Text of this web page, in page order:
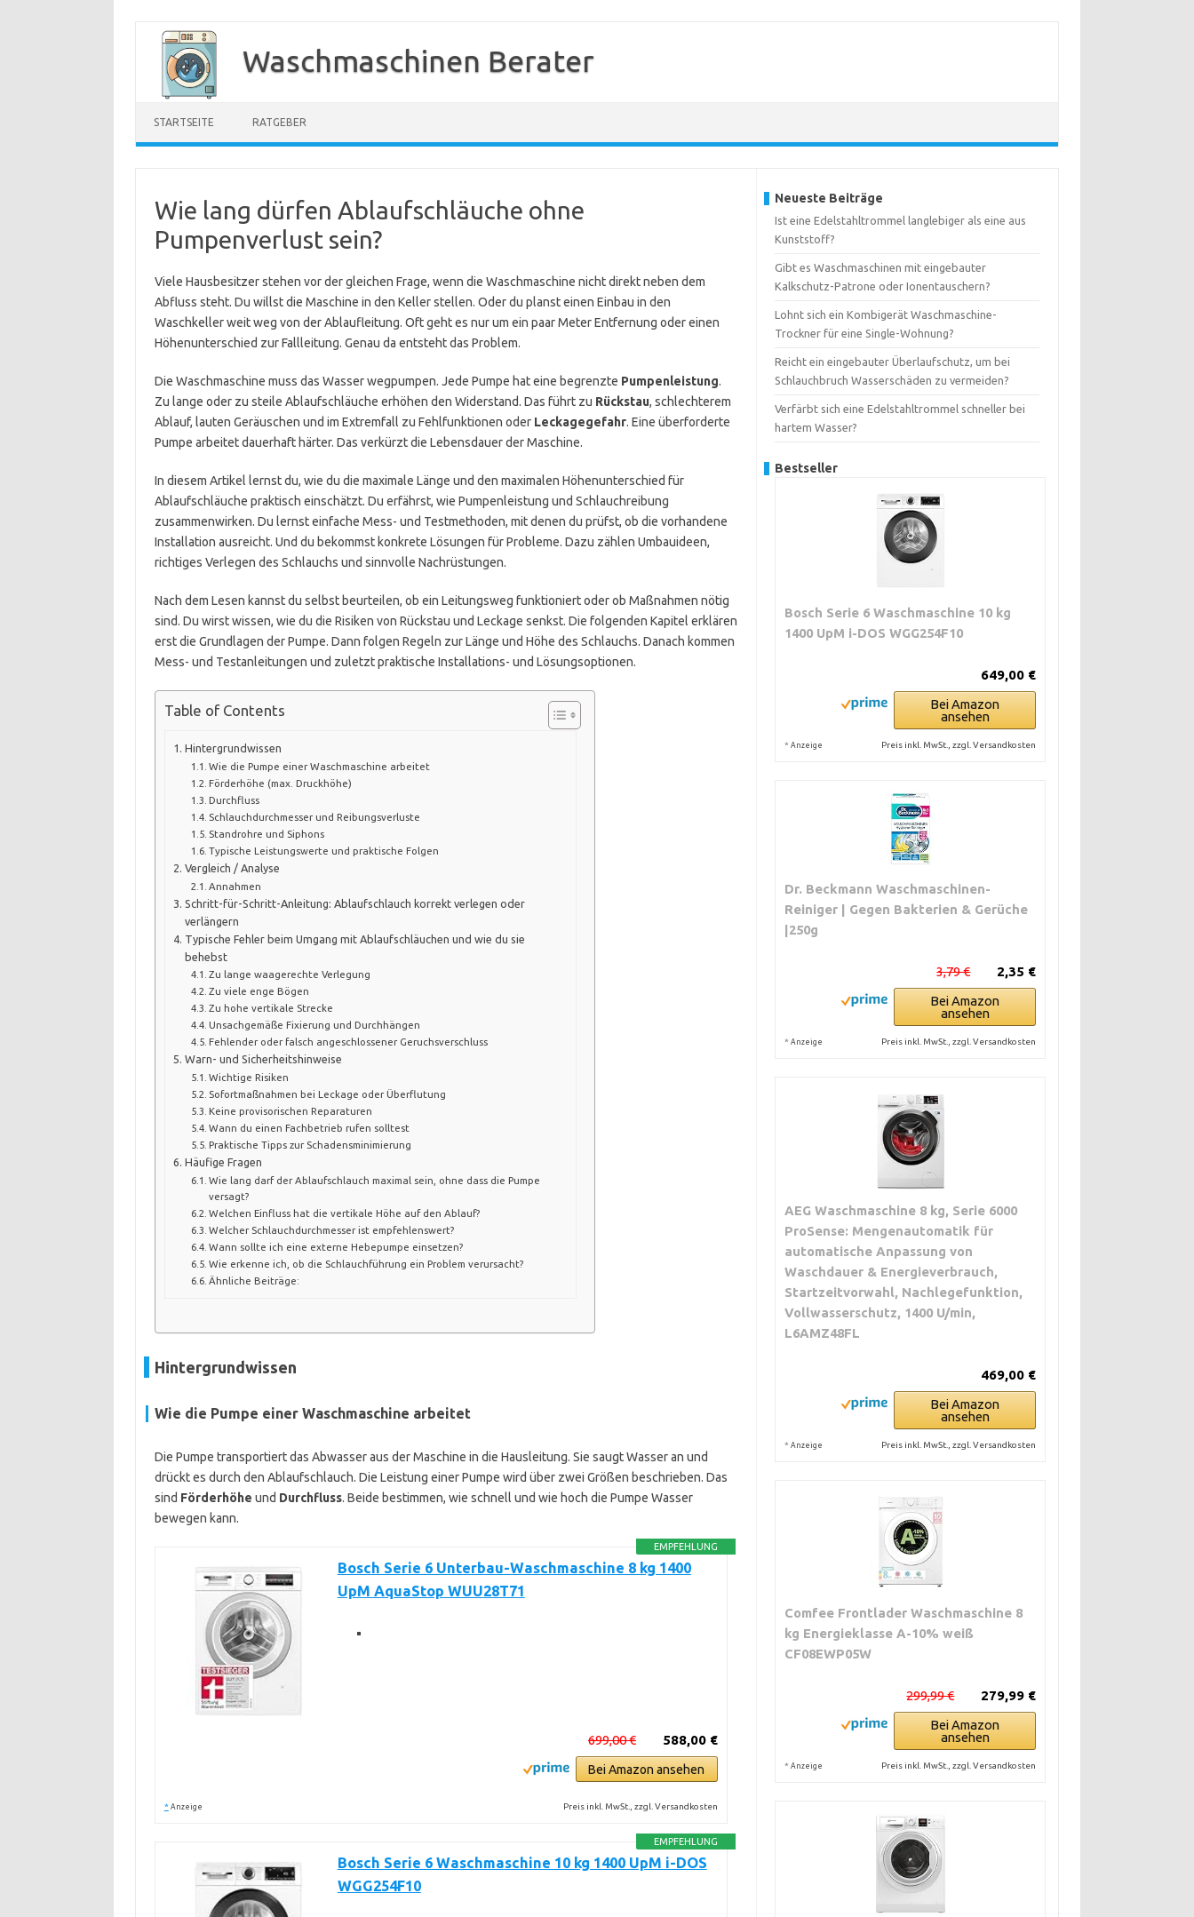
Inhalt
springen
Waschmaschinen Berater
STARTSEITE RATGEBER
Wie lang dürfen Ablaufschläuche ohne
Pumpenverlust sein?
Viele Hausbesitzer stehen vor der gleichen Frage, wenn die Waschmaschine nicht direkt neben dem
Abfluss steht. Du willst die Maschine in den Keller stellen. Oder du planst einen Einbau in den
Waschkeller weit weg von der Ablaufleitung. Oft geht es nur um ein paar Meter Entfernung oder einen
Höhenunterschied zur Fallleitung. Genau da entsteht das Problem.
Die Waschmaschine muss das Wasser wegpumpen. Jede Pumpe hat eine begrenzte Pumpenleistung.
Zu lange oder zu steile Ablaufschläuche erhöhen den Widerstand. Das führt zu Rückstau, schlechterem
Ablauf, lauten Geräuschen und im Extremfall zu Fehlfunktionen oder Leckagegefahr. Eine überforderte
Pumpe arbeitet dauerhaft härter. Das verkürzt die Lebensdauer der Maschine.
In diesem Artikel lernst du, wie du die maximale Länge und den maximalen Höhenunterschied für
Ablaufschläuche praktisch einschätzt. Du erfährst, wie Pumpenleistung und Schlauchreibung
zusammenwirken. Du lernst einfache Mess- und Testmethoden, mit denen du prüfst, ob die vorhandene
Installation ausreicht. Und du bekommst konkrete Lösungen für Probleme. Dazu zählen Umbauideen,
richtiges Verlegen des Schlauchs und sinnvolle Nachrüstungen.
Nach dem Lesen kannst du selbst beurteilen, ob ein Leitungsweg funktioniert oder ob Maßnahmen nötig
sind. Du wirst wissen, wie du die Risiken von Rückstau und Leckage senkst. Die folgenden Kapitel erklären
erst die Grundlagen der Pumpe. Dann folgen Regeln zur Länge und Höhe des Schlauchs. Danach kommen
Mess- und Testanleitungen und zuletzt praktische Installations- und Lösungsoptionen.
Table of Contents
Hintergrundwissen
Wie die Pumpe einer Waschmaschine arbeitet
Förderhöhe (max. Druckhöhe)
Durchfluss
Schlauchdurchmesser und Reibungsverluste
Standrohre und Siphons
Typische Leistungswerte und praktische Folgen
Vergleich / Analyse
Annahmen
Schritt-für-Schritt-Anleitung: Ablaufschlauch korrekt verlegen oder
verlängern
Typische Fehler beim Umgang mit Ablaufschläuchen und wie du sie
behebst
Zu lange waagerechte Verlegung
Zu viele enge Bögen
Zu hohe vertikale Strecke
Unsachgemäße Fixierung und Durchhängen
Fehlender oder falsch angeschlossener Geruchsverschluss
Warn- und Sicherheitshinweise
Wichtige Risiken
Sofortmaßnahmen bei Leckage oder Überflutung
Keine provisorischen Reparaturen
Wann du einen Fachbetrieb rufen solltest
Praktische Tipps zur Schadensminimierung
Häufige Fragen
Wie lang darf der Ablaufschlauch maximal sein, ohne dass die Pumpe
versagt?
Welchen Einfluss hat die vertikale Höhe auf den Ablauf?
Welcher Schlauchdurchmesser ist empfehlenswert?
Wann sollte ich eine externe Hebepumpe einsetzen?
Wie erkenne ich, ob die Schlauchführung ein Problem verursacht?
Ähnliche Beiträge:
Hintergrundwissen
Wie die Pumpe einer Waschmaschine arbeitet
Die Pumpe transportiert das Abwasser aus der Maschine in die Hausleitung. Sie saugt Wasser an und
drückt es durch den Ablaufschlauch. Die Leistung einer Pumpe wird über zwei Größen beschrieben. Das
sind Förderhöhe und Durchfluss. Beide bestimmen, wie schnell und wie hoch die Pumpe Wasser
bewegen kann.
EMPFEHLUNG
Bosch Serie 6 Unterbau-Waschmaschine 8 kg 1400
UpM AquaStop WUU28T71
588,00 €
699,00 €
Bei Amazon ansehen
* Anzeige Preis inkl. MwSt., zzgl. Versandkosten
EMPFEHLUNG
Bosch Serie 6 Waschmaschine 10 kg 1400 UpM i-DOS
WGG254F10
Neueste Beiträge
Ist eine Edelstahltrommel langlebiger als eine aus
Kunststoff?
Gibt es Waschmaschinen mit eingebauter
Kalkschutz-Patrone oder Ionentauschern?
Lohnt sich ein Kombigerät Waschmaschine-
Trockner für eine Single-Wohnung?
Reicht ein eingebauter Überlaufschutz, um bei
Schlauchbruch Wasserschäden zu vermeiden?
Verfärbt sich eine Edelstahltrommel schneller bei
hartem Wasser?
Bestseller
Bosch Serie 6 Waschmaschine 10 kg
1400 UpM i-DOS WGG254F10
649,00 €
Bei Amazon
ansehen
* Anzeige Preis inkl. MwSt., zzgl. Versandkosten
Dr. Beckmann Waschmaschinen-
Reiniger | Gegen Bakterien & Gerüche
|250g
2,35 €
3,79 €
Bei Amazon
ansehen
* Anzeige Preis inkl. MwSt., zzgl. Versandkosten
AEG Waschmaschine 8 kg, Serie 6000
ProSense: Mengenautomatik für
automatische Anpassung von
Waschdauer & Energieverbrauch,
Startzeitvorwahl, Nachlegefunktion,
Vollwasserschutz, 1400 U/min,
L6AMZ48FL
469,00 €
Bei Amazon
ansehen
* Anzeige Preis inkl. MwSt., zzgl. Versandkosten
Comfee Frontlader Waschmaschine 8
kg Energieklasse A-10% weiß
CF08EWP05W
279,99 €
299,99 €
Bei Amazon
ansehen
* Anzeige Preis inkl. MwSt., zzgl. Versandkosten